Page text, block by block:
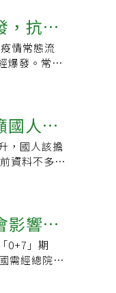
要求出具
理。1.軍職
起5日以內
公」。3.教
紀錄），
以內不得
或是續請病
月20日實施
制轉換更順
６：3月20
申請PCR
取消「居家
確診者簡
期間隔3個
隔3個月、
苗+1」
天）以上
加劑可選擇
劑、兒童
BA.1次世代
」實施期間
價BA.4/5次
市都有提供
主：【資料
者接觸，
罩，特別是
戴口罩，
洗手、咳嗽
1.醫療照
及少年服
運具及場
法戴口罩之
道症狀2.年
，相關細
能用嗎？
動作恐增
邱政洵解
手以及社交
，即是所
際醫學期
長久以來
帶國家，
冠疫情擴
快的在2020
干預（non-
因為英國民
（immunity
冬天，在
年將是新冠
，抗生
情常態流
爆發。常態
抗生素抗
美國感染疾
生素抗藥
以往，「管
醫院抗生
冠疫情期
導致抗生素
更容易擴
根據衛福部
國人積
，國人該擔
資料不多，
尚不知其
但BF.7的S
次感染。
來的次世
兒感染科
影響考
0+7」期
需經總院長